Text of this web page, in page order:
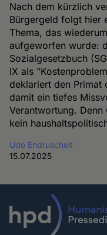
Nach dem kürzlich
Bürgergeld folgt hier
Thema, das
aufgeworfen wurde:
Sozialgesetzbuch
IX als
deklariert den Primat
damit ein tiefes
Verantwortung.
kein
Udo Endruscheit
15.07.2025